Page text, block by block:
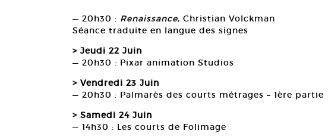
— 20h30 : Renaissance, Christian Volckman
Séance traduite en langue des signes
> Jeudi 22 Juin
— 20h30 : Pixar animation Studios
> Vendredi 23 Juin
— 20h30 : Palmarès des courts métrages – 1ère partie
> Samedi 24 Juin
— 14h30 : Les courts de Folimage